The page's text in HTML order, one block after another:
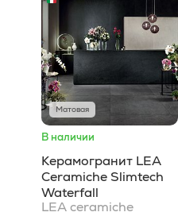
Матовая
В наличии
Керамогранит LEA
Ceramiche Slimtech
Waterfall
LEA ceramiche